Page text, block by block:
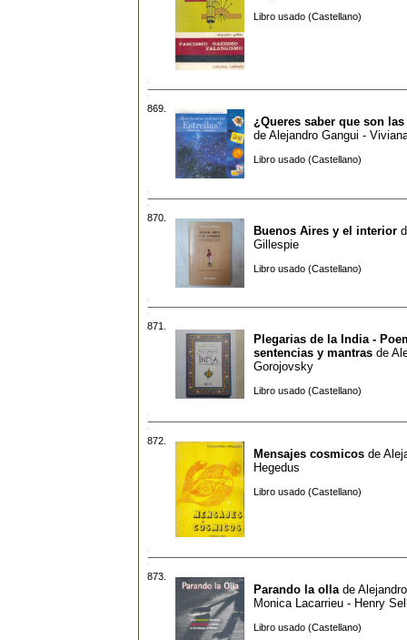
Libro usado (Castellano)
869.
¿Queres saber que son
de Alejandro Gangui -
Libro usado (Castellano)
870.
Buenos Aires y el interior
Gillespie
Libro usado (Castellano)
871.
Plegarias de la India -
sentencias y mantras de
Gorojovsky
Libro usado (Castellano)
872.
Mensajes cosmicos de
Hegedus
Libro usado (Castellano)
873.
Parando la olla de
Monica Lacarrieu - Henry
Libro usado (Castellano)